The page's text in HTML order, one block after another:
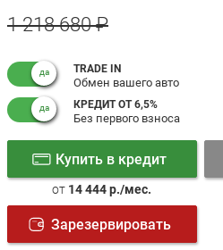
1 218 680 ₽
TRADE IN
Обмен вашего авто
КРЕДИТ ОТ 6,5%
Без первого взноса
Купить в кредит
от 14 444 р./мес.
Зарезервировать